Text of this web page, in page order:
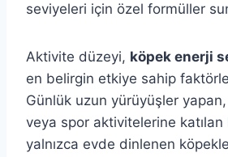
seviyeleri için özel formüller
Aktivite düzeyi, köpek enerji
en belirgin etkiye sahip
Günlük uzun yürüyüşler
veya spor aktivitelerine katılan
yalnızca evde dinlenen